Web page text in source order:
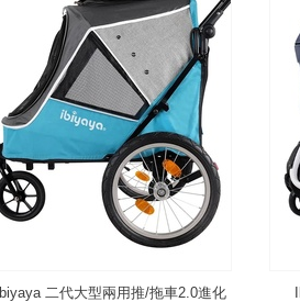
Ibiyaya 二代大型兩用推/拖車2.0進化